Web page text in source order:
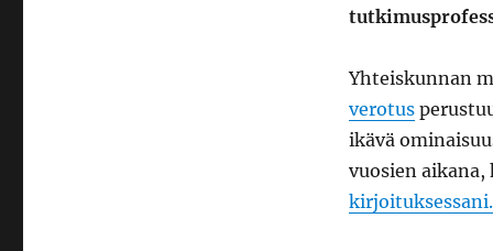
Yhteiskunnan
verotus
ikävä
vuosien
kirjoituksessani.